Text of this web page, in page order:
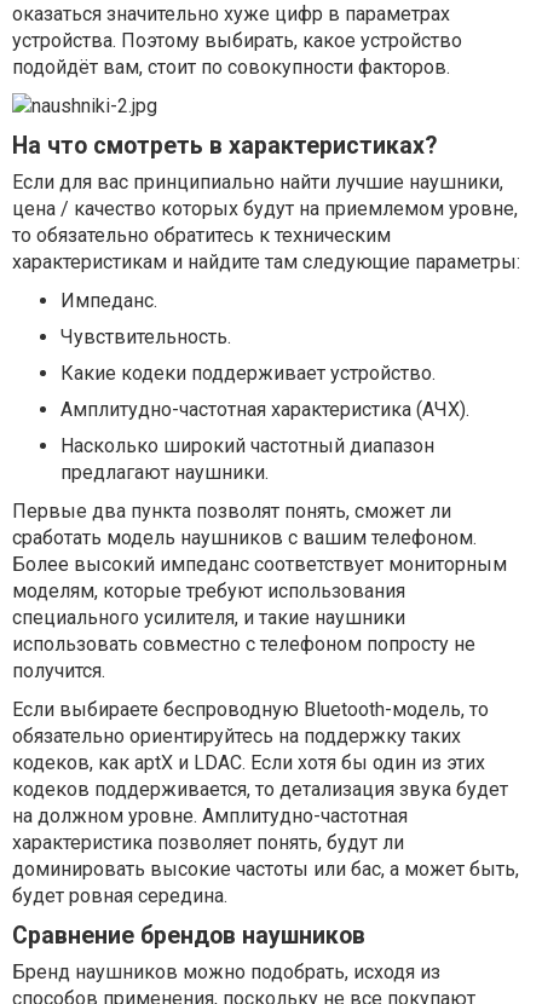
оказаться значительно хуже цифр в параметрах
устройства. Поэтому выбирать, какое устройство
подойдёт вам, стоит по совокупности факторов.
На что смотреть в характеристиках?
Если для вас принципиально найти лучшие наушники,
цена / качество которых будут на приемлемом уровне,
то обязательно обратитесь к техническим
характеристикам и найдите там следующие параметры:
Импеданс.
Чувствительность.
Какие кодеки поддерживает устройство.
Амплитудно-частотная характеристика (АЧХ).
Насколько широкий частотный диапазон
предлагают наушники.
Первые два пункта позволят понять, сможет ли
сработать модель наушников с вашим телефоном.
Более высокий импеданс соответствует мониторным
моделям, которые требуют использования
специального усилителя, и такие наушники
использовать совместно с телефоном попросту не
получится.
Если выбираете беспроводную Bluetooth-модель, то
обязательно ориентируйтесь на поддержку таких
кодеков, как aptX и LDAC. Если хотя бы один из этих
кодеков поддерживается, то детализация звука будет
на должном уровне. Амплитудно-частотная
характеристика позволяет понять, будут ли
доминировать высокие частоты или бас, а может быть,
будет ровная середина.
Сравнение брендов наушников
Бренд наушников можно подобрать, исходя из
способов применения, поскольку не все покупают